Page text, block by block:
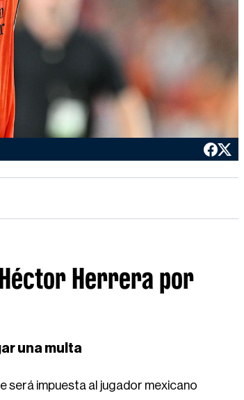
Herrera por
una multa
será impuesta al jugador mexicano